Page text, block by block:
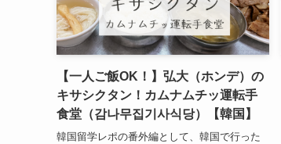
【一人ご飯OK！】弘大（ホンデ）の
キサシクタン！カムナムチッ運転手
食堂（감나무집기사식당）【韓国】
韓国留学レポの番外編として、韓国で行った